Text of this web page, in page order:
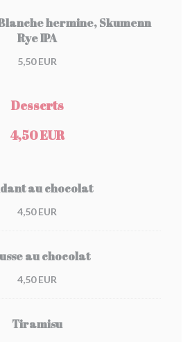
hermine, Skumenn
Rye IPA
5,50 EUR
Desserts
4,50 EUR
au chocolat
4,50 EUR
au chocolat
4,50 EUR
Tiramisu